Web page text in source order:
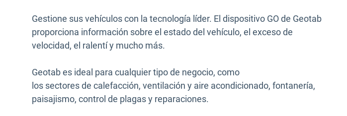
Gestione sus vehículos con la tecnología líder. El dispositivo GO de Geotab
proporciona información sobre el estado del vehículo, el exceso de
velocidad, el ralentí y mucho más.
Geotab es ideal para cualquier tipo de negocio, como
los sectores de calefacción, ventilación y aire acondicionado, fontanería,
paisajismo, control de plagas y reparaciones.